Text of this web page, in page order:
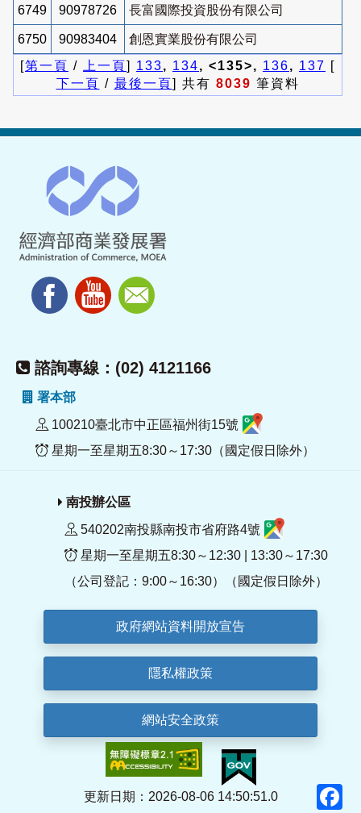
6749 90978726 長富國際投資股份有限公司
6750 90983404
創恩實業股份有限公司
[第一頁 / 上一頁] 133, 134, <135>, 136, 137 [
下一頁 / 最後一頁] 共有 8039 筆資料
諮詢專線：(02) 4121166
署本部
100210臺北市中正區福州街15號
星期一至星期五8:30～17:30（國定假日除外）
南投辦公區
540202南投縣南投市省府路4號
星期一至星期五8:30～12:30 | 13:30～17:30
（公司登記：9:00～16:30）（國定假日除外）
政府網站資料開放宣告
隱私權政策
網站安全政策
更新日期：2026-08-06 14:50:51.0